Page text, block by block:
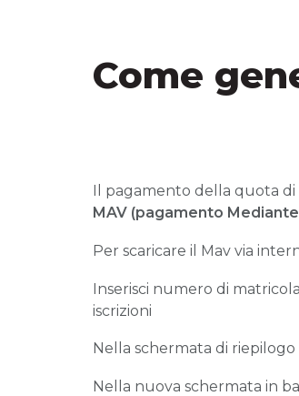
Come
Il pagamento della quota di
MAV (pagamento
Per scaricare il Mav via
Inserisci numero di
iscrizioni
Nella schermata di
Nella nuova schermata in